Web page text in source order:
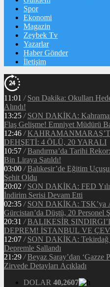
Spor
Ekonomi
Magazin
Zeybek Tv
Yazarlar
Haber Gönder
İletişim
11:01 / Son Dakika: Okulları
Alındı!
13:25 / SON DAKİKA:
Flaş Gelişme! Emniyet Müdürü
12:46 /
DEHŞETİ: 4 ÖLÜ, 20 YARALI
10:57 / Bandırma’da Tarihi
Bin Liraya Satıldı!
03:00 / Balıkesir’de Eğitim
Şehit Oldu
20:02 / SON DAKİKA: FED
İndirim Serisi Devam Etti
02:35 / SON DAKİKA: TSK’ya
Gürcistan’da Düştü, 20 Personel
20:31 / BALIKESİR
DEPREM! İSTANBUL VE
12:07 / SON DAKİKA: Tekirdağ
Depremle Sallandı
21:29 / Beyaz Saray’dan ‘Gazze
Zirvede Detayları Açıkladı
DOLAR 40,2607